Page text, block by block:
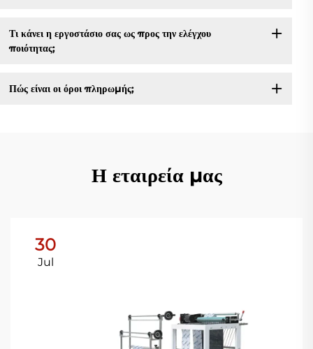
Τι κάνει η εργοστάσιο σας ως προς την ελέγχου
ποιότητας;
Πώς είναι οι όροι πληρωμής;
Η εταιρεία μας
30
Jul